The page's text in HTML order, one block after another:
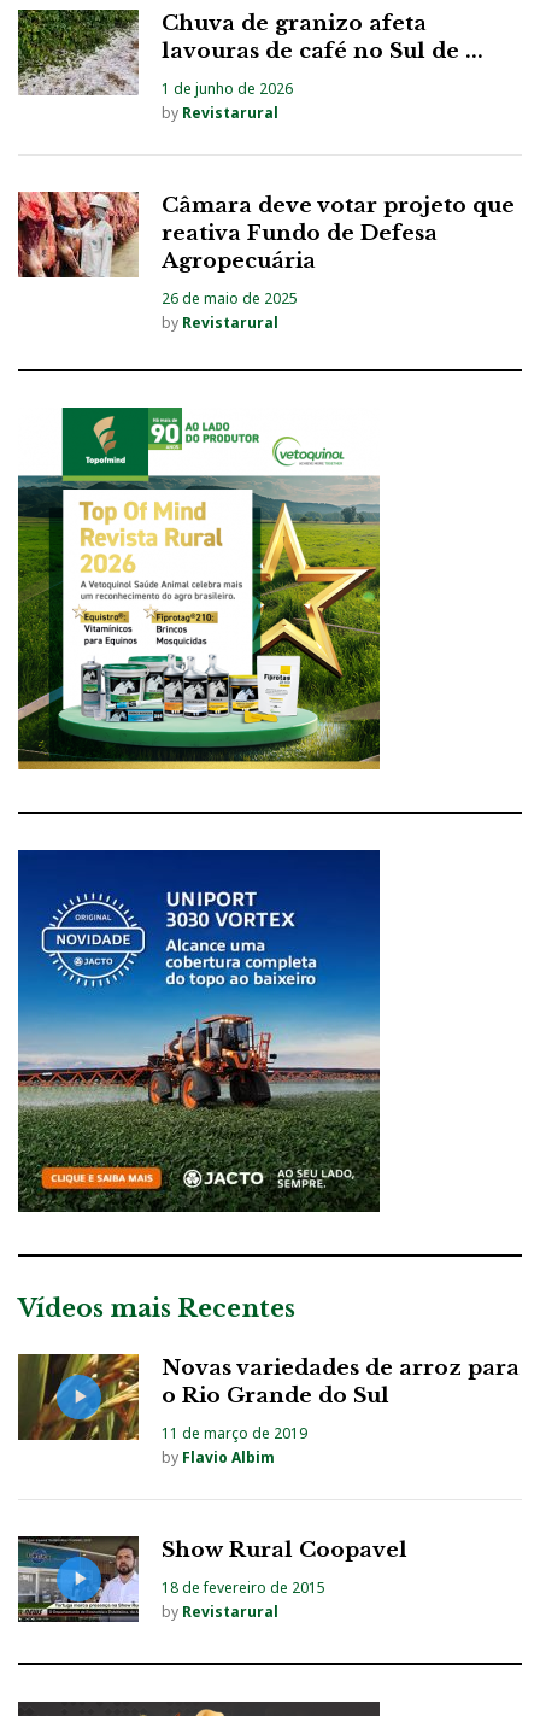
Chuva de granizo afeta
lavouras de café no Sul de ...
1 de junho de 2026
by Revistarural
Câmara deve votar projeto que
reativa Fundo de Defesa
Agropecuária
26 de maio de 2025
by Revistarural
Vídeos mais Recentes
Novas variedades de arroz para
o Rio Grande do Sul
11 de março de 2019
by Flavio Albim
Show Rural Coopavel
18 de fevereiro de 2015
by Revistarural